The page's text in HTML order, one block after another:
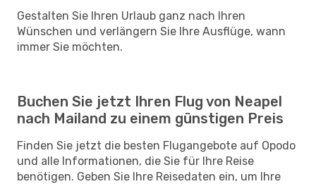
Gestalten Sie Ihren Urlaub ganz nach Ihren
Wünschen und verlängern Sie Ihre Ausflüge, wann
immer Sie möchten.
Buchen Sie jetzt Ihren Flug von Neapel
nach Mailand zu einem günstigen Preis
Finden Sie jetzt die besten Flugangebote auf Opodo
und alle Informationen, die Sie für Ihre Reise
benötigen. Geben Sie Ihre Reisedaten ein, um Ihre